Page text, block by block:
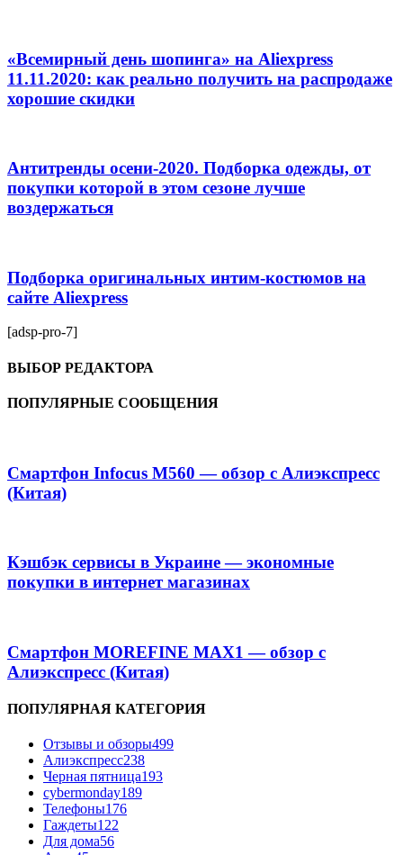
«Всемирный день шопинга» на Aliexpress
11.11.2020: как реально получить на распродаже
хорошие скидки
Антитренды осени-2020. Подборка одежды, от
покупки которой в этом сезоне лучше
воздержаться
Подборка оригинальных интим-костюмов на
сайте Aliexpress
[adsp-pro-7]
ВЫБОР РЕДАКТОРА
ПОПУЛЯРНЫЕ СООБЩЕНИЯ
Смартфон Infocus M560 — обзор с Алиэкспресс
(Китая)
Кэшбэк сервисы в Украине — экономные
покупки в интернет магазинах
Смартфон MOREFINE MAX1 — обзор с
Алиэкспресс (Китая)
ПОПУЛЯРНАЯ КАТЕГОРИЯ
Отзывы и обзоры499
Алиэкспресс238
Черная пятница193
cybermonday189
Телефоны176
Гаждеты122
Для дома56